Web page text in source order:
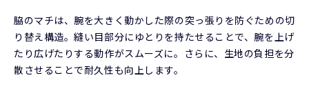
脇のマチは、腕を大きく動かした際の突っ張りを防ぐための切
り替え構造。縫い目部分にゆとりを持たせることで、腕を上げ
たり広げたりする動作がスムーズに。さらに、生地の負担を分
散させることで耐久性も向上します。